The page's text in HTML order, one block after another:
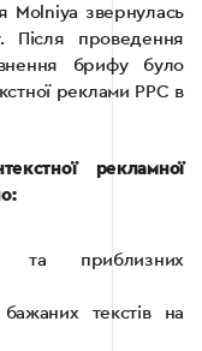
Molniya звернулась
проведення
брифу було
реклами PPC в
рекламної
та приблизних
текстів на